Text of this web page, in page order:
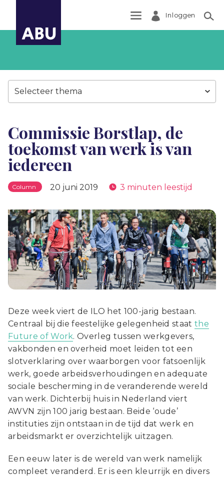
Inloggen
Selecteer thema
Commissie Borstlap, de
toekomst van werk is van
iedereen
Column 20 juni 2019 3 minuten leestijd
Deze week viert de ILO het 100-jarig bestaan.
Centraal bij die feestelijke gelegenheid staatthe
Future of Work. Overleg tussen werkgevers,
vakbonden en overheid moet leiden tot een
slotverklaring over waarborgen voor fatsoenlijk
werk, goede arbeidsverhoudingen en adequate
sociale bescherming in de veranderende wereld
van werk. Dichterbij huis in Nederland viert
AWVN zijn 100 jarig bestaan. Beide ‘oude’
instituties zijn ontstaan in de tijd dat werk en
arbeidsmarkt er overzichtelijk uitzagen.
Een eeuw later is de wereld van werk namelijk
compleet veranderd. Er is een kleurrijk en divers